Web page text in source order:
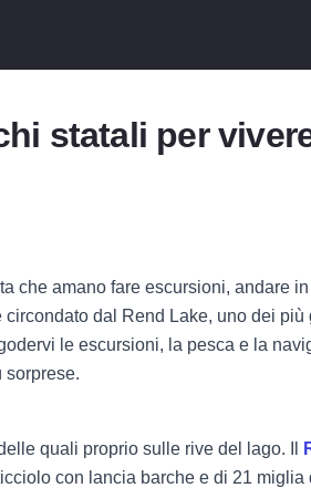
statali per
che amano fare escursioni, andare
dal Rend Lake, uno dei
le escursioni, la pesca e la
sorprese.
quali proprio sulle rive del lago. Il
con lancia barche e di 21